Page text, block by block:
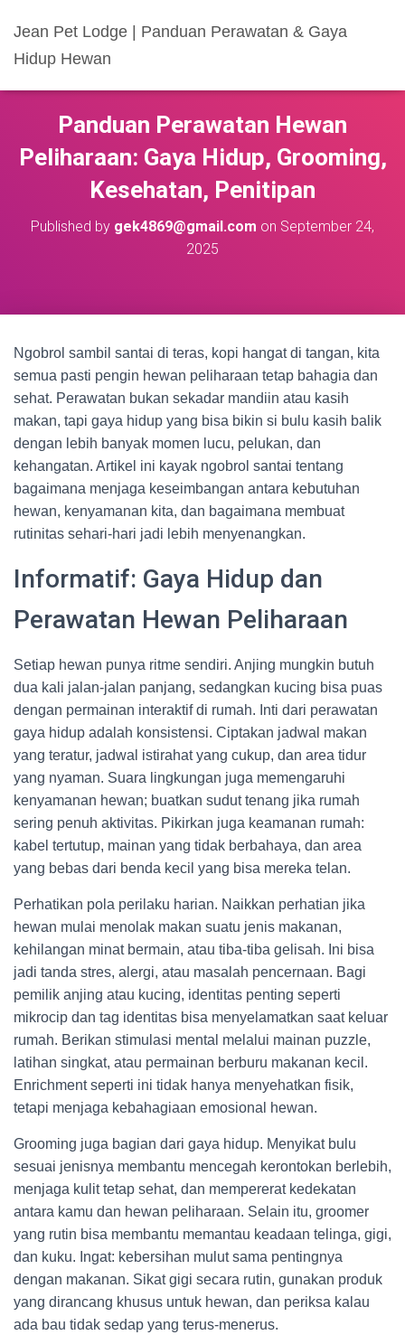
Jean Pet Lodge | Panduan Perawatan & Gaya
Hidup Hewan
Panduan Perawatan Hewan
Peliharaan: Gaya Hidup, Grooming,
Kesehatan, Penitipan
Published by gek4869@gmail.com on September 24,
2025
Ngobrol sambil santai di teras, kopi hangat di tangan, kita
semua pasti pengin hewan peliharaan tetap bahagia dan
sehat. Perawatan bukan sekadar mandiin atau kasih
makan, tapi gaya hidup yang bisa bikin si bulu kasih balik
dengan lebih banyak momen lucu, pelukan, dan
kehangatan. Artikel ini kayak ngobrol santai tentang
bagaimana menjaga keseimbangan antara kebutuhan
hewan, kenyamanan kita, dan bagaimana membuat
rutinitas sehari-hari jadi lebih menyenangkan.
Informatif: Gaya Hidup dan
Perawatan Hewan Peliharaan
Setiap hewan punya ritme sendiri. Anjing mungkin butuh
dua kali jalan-jalan panjang, sedangkan kucing bisa puas
dengan permainan interaktif di rumah. Inti dari perawatan
gaya hidup adalah konsistensi. Ciptakan jadwal makan
yang teratur, jadwal istirahat yang cukup, dan area tidur
yang nyaman. Suara lingkungan juga memengaruhi
kenyamanan hewan; buatkan sudut tenang jika rumah
sering penuh aktivitas. Pikirkan juga keamanan rumah:
kabel tertutup, mainan yang tidak berbahaya, dan area
yang bebas dari benda kecil yang bisa mereka telan.
Perhatikan pola perilaku harian. Naikkan perhatian jika
hewan mulai menolak makan suatu jenis makanan,
kehilangan minat bermain, atau tiba-tiba gelisah. Ini bisa
jadi tanda stres, alergi, atau masalah pencernaan. Bagi
pemilik anjing atau kucing, identitas penting seperti
mikrocip dan tag identitas bisa menyelamatkan saat keluar
rumah. Berikan stimulasi mental melalui mainan puzzle,
latihan singkat, atau permainan berburu makanan kecil.
Enrichment seperti ini tidak hanya menyehatkan fisik,
tetapi menjaga kebahagiaan emosional hewan.
Grooming juga bagian dari gaya hidup. Menyikat bulu
sesuai jenisnya membantu mencegah kerontokan berlebih,
menjaga kulit tetap sehat, dan mempererat kedekatan
antara kamu dan hewan peliharaan. Selain itu, groomer
yang rutin bisa membantu memantau keadaan telinga, gigi,
dan kuku. Ingat: kebersihan mulut sama pentingnya
dengan makanan. Sikat gigi secara rutin, gunakan produk
yang dirancang khusus untuk hewan, dan periksa kalau
ada bau tidak sedap yang terus-menerus.